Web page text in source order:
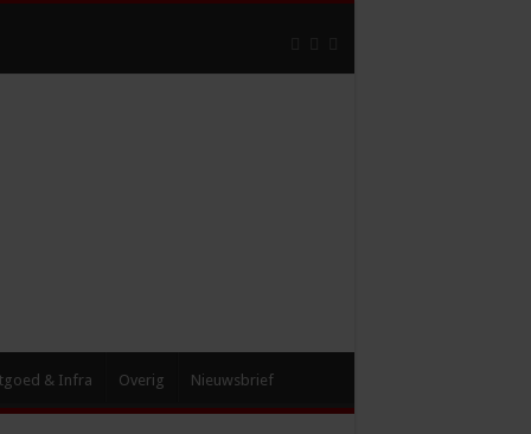
& Infra Overig Nieuwsbrief